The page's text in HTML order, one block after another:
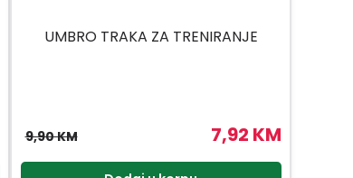
UMBRO TRAKA ZA TRENIRANJE
7,92 KM
9,90 KM